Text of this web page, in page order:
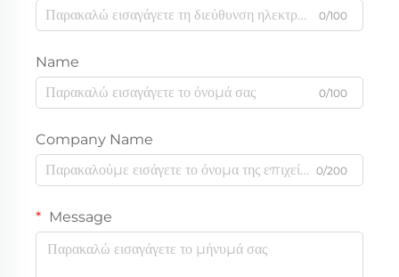
0/100
Name
0/100
Company Name
0/200
Message